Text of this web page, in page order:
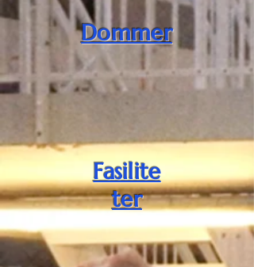
Dommer
Fasilite
ter